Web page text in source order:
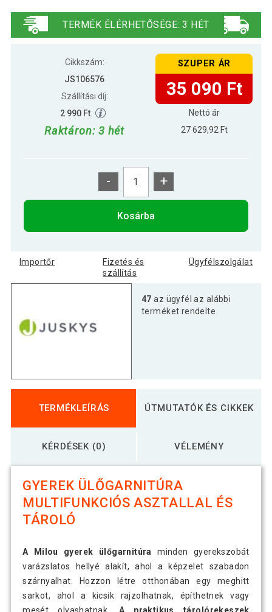
LEGO®-típusú építőkészletek
LEGO®-típusú építőkészletek
37 690 Ft
TERMÉK ÉLÉRHETŐSÉGE: 3 HÉT
Cikkszám:
JS106576
Szállítási díj:
2 990 Ft
Raktáron: 3 hét
SZUPER ÁR
35 090 Ft
Nettó ár
27 629,92 Ft
- +
Kosárba
Importőr
Fizetés és
szállítás
Ügyfélszolgálat
47 az ügyfél az alábbi
terméket rendelte
TERMÉKLEÍRÁS ÚTMUTATÓK ÉS CIKKEK
KÉRDÉSEK (0) VÉLEMÉNY
GYEREK ÜLŐGARNITÚRA
MULTIFUNKCIÓS ASZTALLAL ÉS
TÁROLÓ
A Milou gyerek ülőgarnitúra
minden gyerekszobát
varázslatos hellyé alakít, ahol a képzelet szabadon
szárnyalhat. Hozzon létre otthonában egy meghitt
sarkot, ahol a kicsik rajzolhatnak, építhetnek vagy
mesét olvashatnak. A praktikus tárolórekeszek